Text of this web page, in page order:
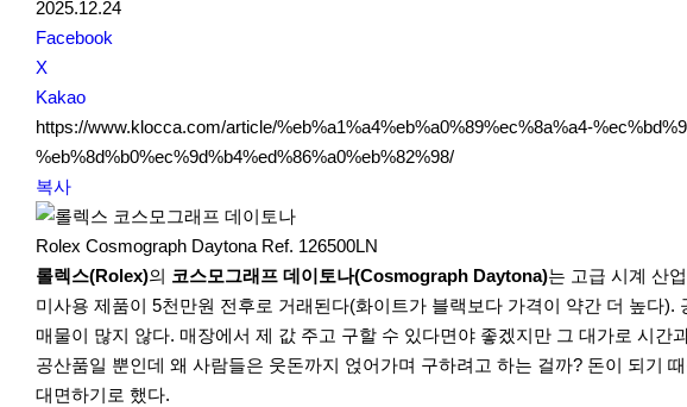
2025.12.24
S
N
S
S
h
a
r
e
Facebook
X
Kakao
https://www.klocca.com/article/%eb%a1%a4%eb%a0%89%ec%8a%a4-
%eb%8d%b0%ec%9d%b4%ed%86%a0%eb%82%98/
복사
Rolex Cosmograph Daytona Ref. 126500LN
롤렉스(Rolex)의 코스모그래프 데이토나(Cosmograph Daytona)는 고급 시계 산
미사용 제품이 5천만원 전후로 거래된다(화이트가 블랙보다 가격이 약간 더 높다
매물이 많지 않다. 매장에서 제 값 주고 구할 수 있다면야 좋겠지만 그 대가로 시
공산품일 뿐인데 왜 사람들은 웃돈까지 얹어가며 구하려고 하는 걸까? 돈이 되기
대면하기로 했다.